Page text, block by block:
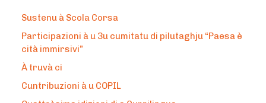
Sustenu à Scola Corsa
Participazioni à u 3u cumitatu di pilutaghju “Paesa è
cità immirsivi”
À truvà ci
Cuntribuzioni à u COPIL